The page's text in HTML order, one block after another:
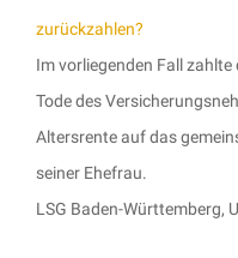
zurückzahlen?
Im vorliegenden Fall
Tode des
Altersrente auf das
seiner Ehefrau.
LSG Baden-Württemberg,